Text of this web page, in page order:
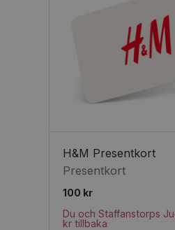
H&M Presentkort
Presentkort
100 kr
Du och Staffanstorps
kr tillbaka